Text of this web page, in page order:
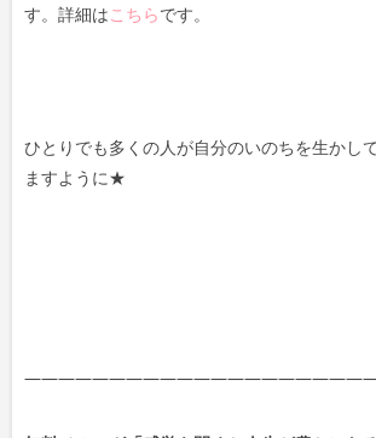
す。詳細は こちらです。
ひとりでも多くの人が自分のいのちを生かし
ますように★